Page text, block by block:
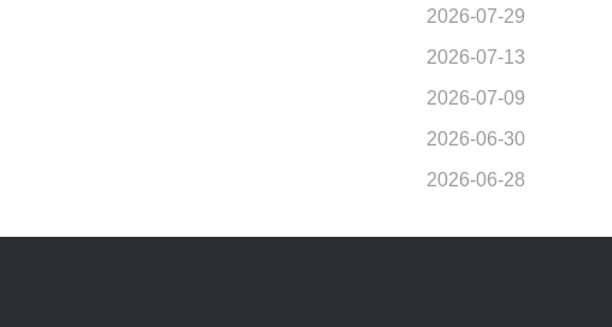
2026-07-29
2026-07-13
2026-07-09
2026-06-30
2026-06-28